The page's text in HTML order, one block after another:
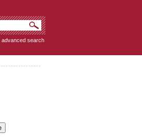
advanced search